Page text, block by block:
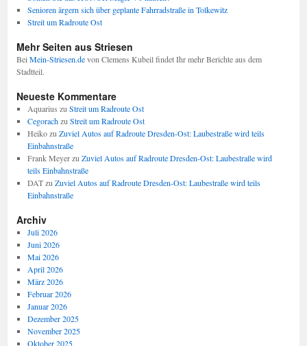
Senioren ärgern sich über geplante Fahrradstraße in Tolkewitz
Streit um Radroute Ost
Mehr Seiten aus Striesen
BeiMein-Striesen.devon Clemens Kubeil findet Ihr mehr Berichte aus dem
Stadtteil.
Neueste Kommentare
Aquarius zuStreit um Radroute Ost
CegorachzuStreit um Radroute Ost
HeikozuZuviel Autos auf Radroute Dresden-Ost: Laubestraße wird teils
Einbahnstraße
Frank MeyerzuZuviel Autos auf Radroute Dresden-Ost: Laubestraße wird
teils Einbahnstraße
DATzuZuviel Autos auf Radroute Dresden-Ost: Laubestraße wird teils
Einbahnstraße
Archiv
Juli 2026
Juni 2026
Mai 2026
April 2026
März 2026
Februar 2026
Januar 2026
Dezember 2025
November 2025
Oktober 2025